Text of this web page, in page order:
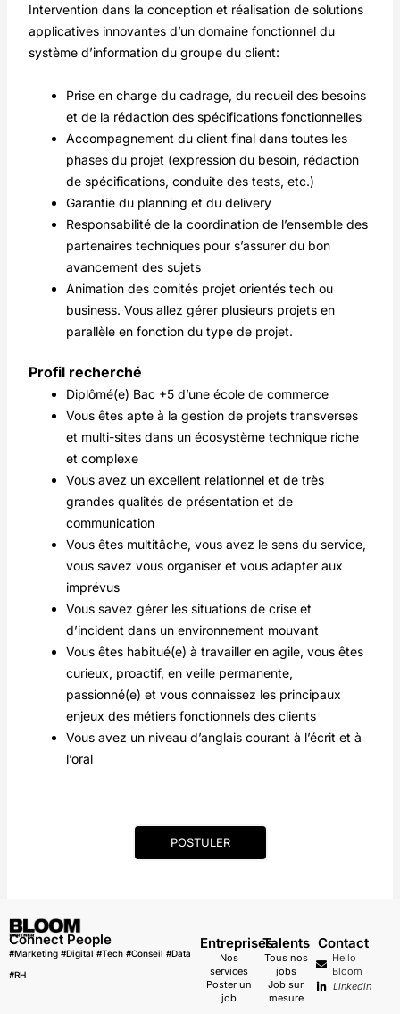
Intervention dans la conception et réalisation de solutions
applicatives innovantes d’un domaine fonctionnel du
système d’information du groupe du client:
Prise en charge du cadrage, du recueil des besoins
et de la rédaction des spécifications fonctionnelles
Accompagnement du client final dans toutes les
phases du projet (expression du besoin, rédaction
de spécifications, conduite des tests, etc.)
Garantie du planning et du delivery
Responsabilité de la coordination de l’ensemble des
partenaires techniques pour s’assurer du bon
avancement des sujets
Animation des comités projet orientés tech ou
business. Vous allez gérer plusieurs projets en
parallèle en fonction du type de projet.
Profil recherché
Diplômé(e) Bac +5 d’une école de commerce
Vous êtes apte à la gestion de projets transverses
et multi-sites dans un écosystème technique riche
et complexe
Vous avez un excellent relationnel et de très
grandes qualités de présentation et de
communication
Vous êtes multitâche, vous avez le sens du service,
vous savez vous organiser et vous adapter aux
imprévus
Vous savez gérer les situations de crise et
d’incident dans un environnement mouvant
Vous êtes habitué(e) à travailler en agile, vous êtes
curieux, proactif, en veille permanente,
passionné(e) et vous connaissez les principaux
enjeux des métiers fonctionnels des clients
Vous avez un niveau d’anglais courant à l’écrit et à
l’oral
POSTULER
Connect People
#Marketing #Digital #Tech #Conseil #Data
#RH
Entreprises
Nos
services
Poster un
job
Talents
Tous nos
jobs
Job sur
mesure
Contact
Hello
Bloom
Linkedin